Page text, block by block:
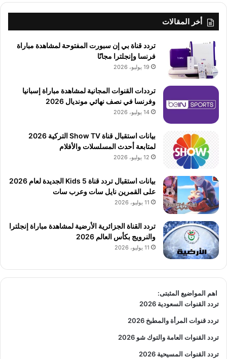
أخر المقالات
تردد قناة بي إن سبورت المفتوحة لمشاهدة مباراة
فرنسا وإنجلترا مجانًا
19 يوليو، 2026
ترددات القنوات المجانية لمشاهدة مباراة إسبانيا
وفرنسا في نصف نهائي مونديال 2026
14 يوليو، 2026
بيانات استقبال قناة Show TV التركية 2026
لمتابعة أحدث المسلسلات والأفلام
12 يوليو، 2026
بيانات استقبال تردد قناة 5 Kids الجديدة لعام 2026
على القمرين نايل سات وعرب سات
11 يوليو، 2026
تردد القناة الجزائرية الأرضية لمشاهدة مباراة إنجلترا
والنرويج بكأس العالم 2026
11 يوليو، 2026
اهم المواضيع المثبتى:
تردد القنوات السعودية 2026
تردد قنوات المرأة والمطبخ 2026
تردد القنوات العامة والتوك شو 2026
تردد القنوات المسيحية 2026